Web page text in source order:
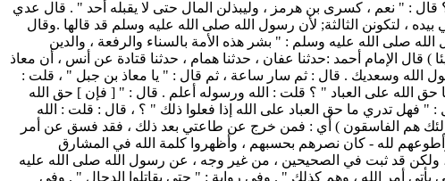
: " نعم ، كسرى بن هرمز ، وليبذلن المال حتى لا يقبله أحد " . قال عدي
، لتكونن الثالثة; لأن رسول الله صلى الله عليه وسلم قد قالها .وقال
صلى الله عليه وسلم : " بشر هذه الأمة بالسناء والرفعة ، والدين
الإمام أحمد :حدثنا عفان ، حدثنا همام ، حدثنا قتادة عن أنس ، أن معاذ
الله وسعديك . قال : ثم سار ساعة ، ثم قال : " يا معاذ بن جبل " ، قلت :
الله على العباد " ؟ قلت : الله ورسوله أعلم . قال : " [ فإن ] حق الله
فهل تدري ما حق العباد على الله إذا فعلوا ذلك " ؟ ، قال : قلت : الله
هم الفاسقون ) أي : فمن خرج عن طاعتي بعد ذلك ، فقد فسق عن أمر
لله - كان نصرهم بحسبهم ، وأظهروا كلمة الله في المشارق
، ولكن قد ثبت في الصحيحين ، من غير وجه ، عن رسول الله صلى الله عليه
أمر الله ، وهم كذلك " . وفي رواية : " حتى يقاتلوا الدجال " . وفي